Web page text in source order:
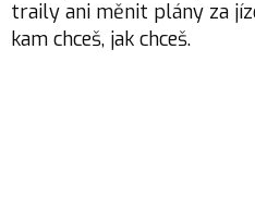
traily ani měnit plány za
kam chceš, jak chceš.